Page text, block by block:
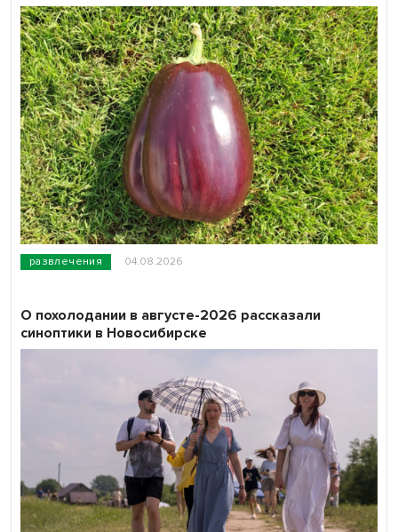
развлечения 04.08.2026
О похолодании в августе-2026 рассказали
синоптики в Новосибирске